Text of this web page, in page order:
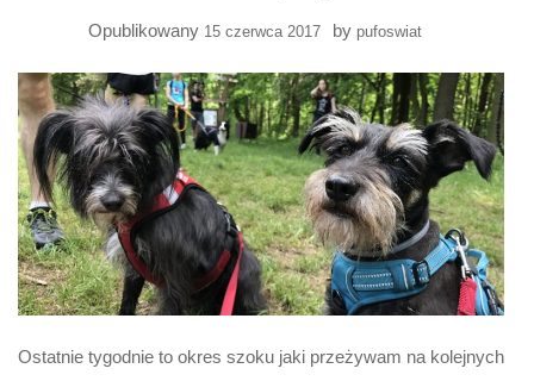
Opublikowany 15 czerwca 2017 by pufoswiat
Ostatnie tygodnie to okres szoku jaki przeżywam na kolejnych